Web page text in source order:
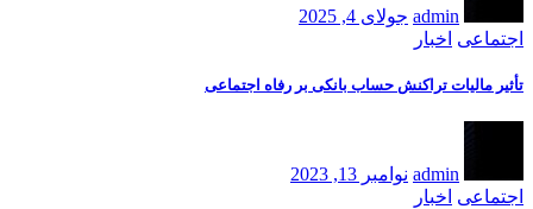
admin جولای 4, 2025
اجتماعی اخبار
تأثیر مالیات تراکنش‌ حساب بانکی بر رفاه اجتماعی
admin نوامبر 13, 2023
اجتماعی اخبار